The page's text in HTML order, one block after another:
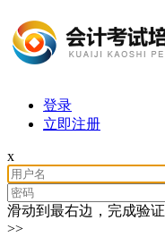
登录
立即注册
x
滑动到最右边，完成验证
>>